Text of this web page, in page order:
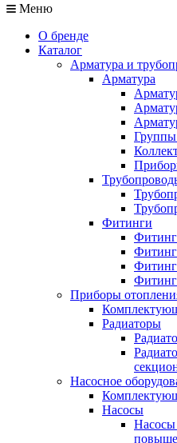
Меню
О бренде
Каталог
Арматура и
Арматура
Группы
Фитинги
Приборы
Радиаторы
Насосное
Насосы
Насосы